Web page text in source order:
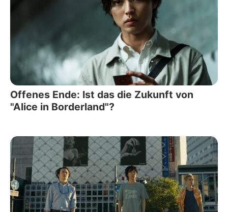
Offenes Ende: Ist das die Zukunft von
"Alice in Borderland"?